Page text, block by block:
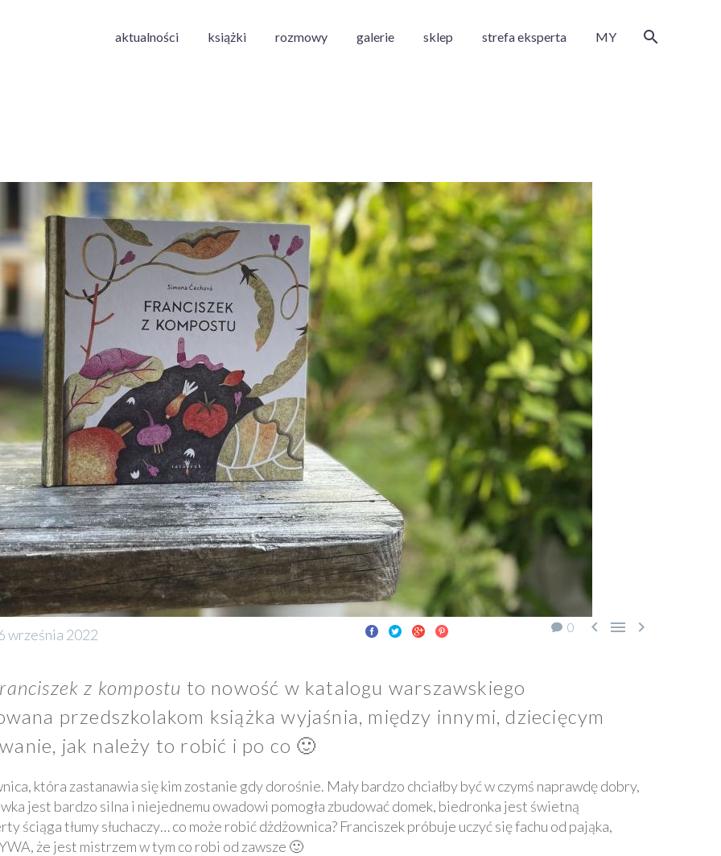
aktualności książki rozmowy galerie sklep strefa eksperta MY
0   
września 2022
z kompostu to nowość w katalogu warszawskiego
przedszkolakom książka wyjaśnia, między innymi, dziecięcym
jak należy to robić i po co 🙂
która zastanawia się kim zostanie gdy dorośnie. Mały bardzo chciałby być w czymś naprawdę dobry,
jest bardzo silna i niejednemu owadowi pomogła zbudować domek, biedronka jest świetną
ściąga tłumy słuchaczy… co może robić dżdżownica? Franciszek próbuje uczyć się fachu od pająka,
że jest mistrzem w tym co robi od zawsze 🙂